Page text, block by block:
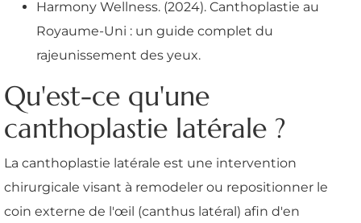
Harmony Wellness. (2024). Canthoplastie au
Royaume-Uni : un guide complet du
rajeunissement des yeux.
Qu'est-ce qu'une
canthoplastie latérale ?
La canthoplastie latérale est une intervention
chirurgicale visant à remodeler ou repositionner le
coin externe de l'œil (canthus latéral) afin d'en